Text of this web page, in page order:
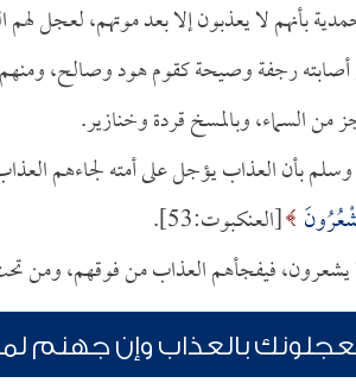
بأنهم لا يعذبون إلا بعد موتهم، لعجل
رجفة وصيحة كقوم هود وصالح،
السماء، وبالمسخ قردة وخنازير.
وسلم بأن العذاب يؤجل على أمته لجاءهم
[العنكبوت:53].
يشعرون، فيفجأهم العذاب من فوقهم، ومن
بالعذاب وإن جهنم